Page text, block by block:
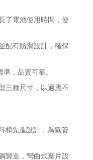
了電池使用時間，使
配有防滑設計，確保
，品質可靠。
三種尺寸，以適應不
和先進設計，為氣管
製造，彎曲式葉片設